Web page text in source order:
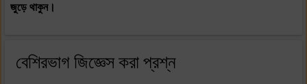
জুড়ে থাকুন।
বেশিরভাগ জিজ্ঞেস করা প্রশ্ন